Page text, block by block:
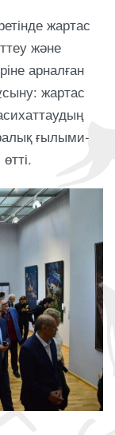
жартас
және
арналған
жартас
ғылыми-